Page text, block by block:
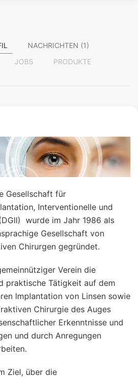
NACHRICHTEN (1)
JOBS
PRODUKTE
Gesellschaft für
Interventionelle und
wurde im Jahr 1986 als
Gesellschaft von
Chirurgen gegründet.
Verein die
praktische Tätigkeit auf dem
Implantation von Linsen sowie
Chirurgie des Auges
Erkenntnisse und
und durch Anregungen
Ziel, über die